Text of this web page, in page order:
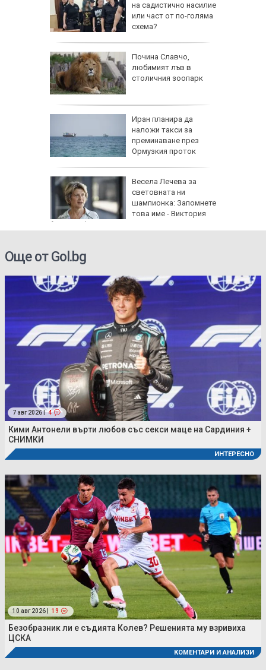
на садистично насилие
или част от по-голяма
схема?
Почина Славчо,
любимият лъв в
столичния зоопарк
Иран планира да
наложи такси за
преминаване през
Ормузкия проток
Весела Лечева за
световната ни
шампионка: Запомнете
това име - Виктория
Ангелова!
Още от Gol.bg
7 авг 2026 | 4
Кими Антонели върти любов със секси маце на Сардиния +
СНИМКИ
ИНТЕРЕСНО
10 авг 2026 | 19
Безобразник ли е съдията Колев? Решенията му взривиха
ЦСКА
КОМЕНТАРИ И АНАЛИЗИ